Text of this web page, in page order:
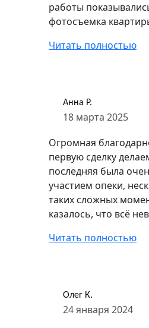
работы
фотосъемка
Читать полностью
Анна Р.
18 марта 2025
Огромная
первую сделку
последняя была
участием опеки,
таких сложных
казалось, что всё
Читать полностью
Олег К.
24 января 2024